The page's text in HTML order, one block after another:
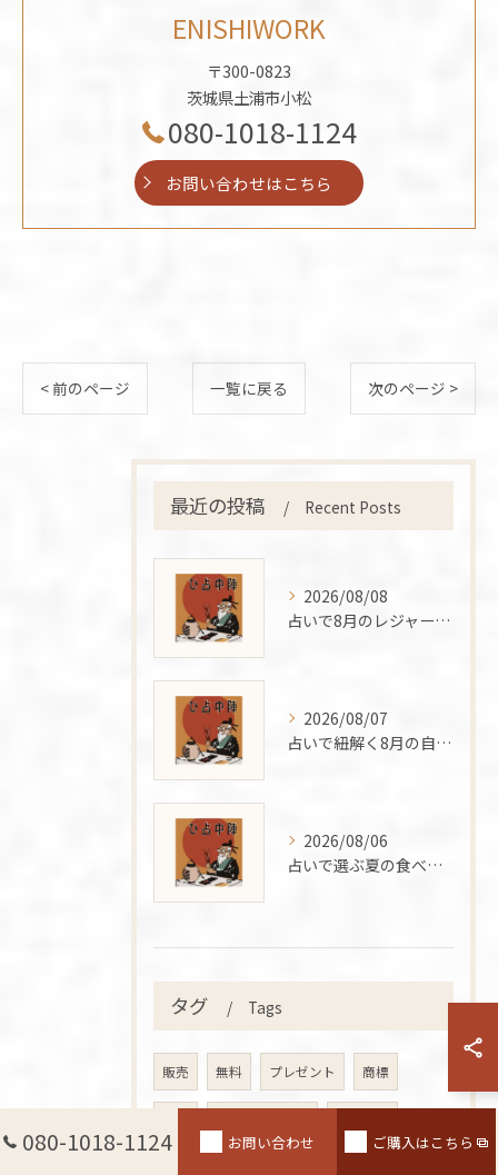
ENISHIWORK
〒300-0823
茨城県土浦市小松
080-1018-1124
お問い合わせはこちら
< 前のページ 一覧に戻る 次のページ >
最近の投稿 Recent Posts
2026/08/08
占いで8月のレジャー運と恋愛運を星座別に楽しむ夏の過ごし方
2026/08/07
占いで紐解く8月の自然と星座の魅力や恋愛運と性格を知る夏のガイド
2026/08/06
占いで選ぶ夏の食べ物で手軽に運気を上げる開運習慣ガイド
タグ Tags
販売 無料 プレゼント 商標
080-1018-1124 お問い合わせ ご購入はこちら